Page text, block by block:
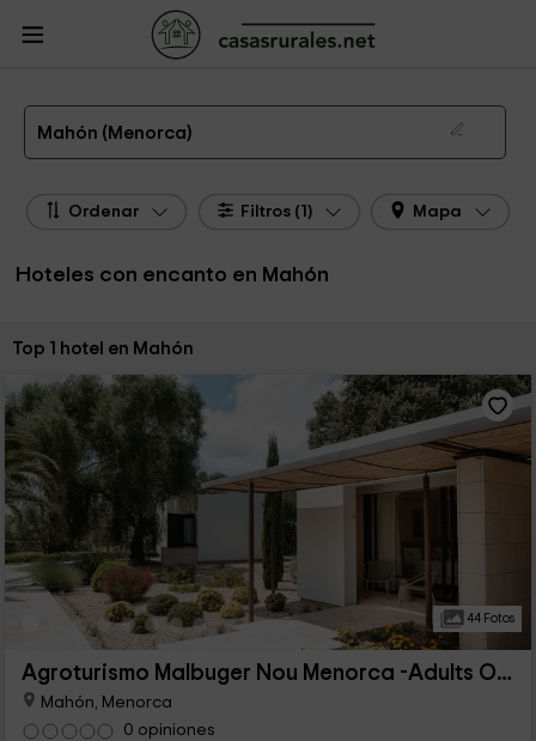
Casas Rurales
Islas Baleares
Hoteles con encanto Menorca
Hoteles con encanto Mahón
Hotel con Encanto en Mahón
Mahón (Menorca)
Ordenar Filtros (1) Mapa
Hoteles con encanto en Mahón
Ordenar por:
Top 1 hotel en Mahón
44 Fotos
Agroturismo Malbuger Nou Menorca -Adults Only
Mahón, Menorca
0 opiniones